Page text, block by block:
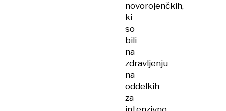
novorojenčkih,
ki
so
bili
na
zdravljenju
na
oddelkih
za